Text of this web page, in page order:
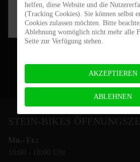
Display
Preis (19% MwSt.)
STEIN-BIKES
Mo.- Fr.:
10:00 - 18:00 Uhr
helfen, diese Website und die
(Tracking Cookies). Sie können selbst
Cookies zulassen möchten. Bitte
Ablehnung womöglich nicht mehr alle
Seite zur Verfügung stehen.
AKZEPTIEREN
ABLEHNEN